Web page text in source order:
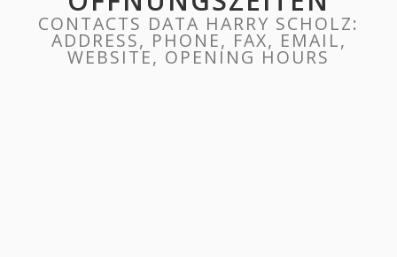
CONTACTS DATA HARRY SCHOLZ:
ADDRESS, PHONE, FAX, EMAIL,
WEBSITE, OPENING HOURS